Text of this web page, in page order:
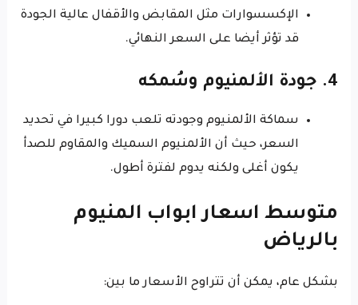
الإكسسوارات مثل المقابض والأقفال عالية الجودة
قد تؤثر أيضا على السعر النهائي.
4. جودة الألمنيوم وسُمكه
سماكة الألمنيوم وجودته تلعب دورا كبيرا في تحديد
السعر، حيث أن الألمنيوم السميك والمقاوم للصدأ
يكون أغلى ولكنه يدوم لفترة أطول.
متوسط اسعار ابواب المنيوم
بالرياض
بشكل عام، يمكن أن تتراوح الأسعار ما بين: